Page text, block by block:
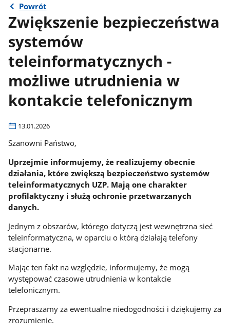
Powrót
Zwiększenie bezpieczeństwa
systemów
teleinformatycznych -
możliwe utrudnienia w
kontakcie telefonicznym
13.01.2026
Szanowni Państwo,
Uprzejmie informujemy, że realizujemy obecnie
działania, które zwiększą bezpieczeństwo systemów
teleinformatycznych UZP. Mają one charakter
profilaktyczny i służą ochronie przetwarzanych
danych.
Jednym z obszarów, którego dotyczą jest wewnętrzna sieć
teleinformatyczna, w oparciu o którą działają telefony
stacjonarne.
Mając ten fakt na względzie, informujemy, że mogą
występować czasowe utrudnienia w kontakcie
telefonicznym.
Przepraszamy za ewentualne niedogodności i dziękujemy za
zrozumienie.